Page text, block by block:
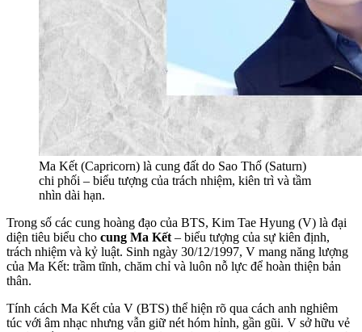
Ma Kết (Capricorn) là cung đất do Sao Thổ (Saturn)
chi phối – biểu tượng của trách nhiệm, kiên trì và tầm
nhìn dài hạn.
Trong số các cung hoàng đạo của BTS, Kim Tae Hyung (V) là đại
diện tiêu biểu cho cung Ma Kết – biểu tượng của sự kiên định,
trách nhiệm và kỷ luật. Sinh ngày 30/12/1997, V mang năng lượng
của Ma Kết: trầm tĩnh, chăm chỉ và luôn nỗ lực để hoàn thiện bản
thân.
Tính cách Ma Kết của V (BTS) thể hiện rõ qua cách anh nghiêm
túc với âm nhạc nhưng vẫn giữ nét hóm hỉnh, gần gũi. V sở hữu vẻ